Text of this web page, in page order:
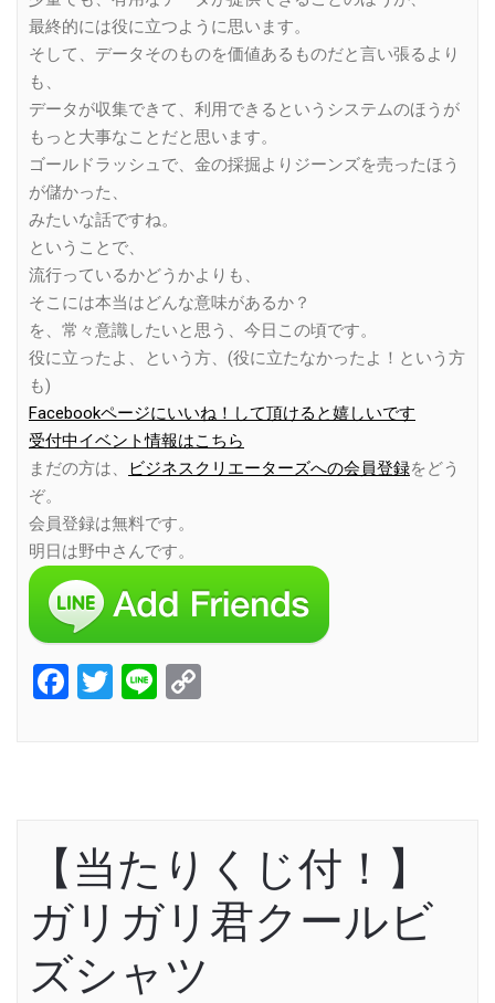
最終的には役に立つように思います。
そして、データそのものを価値あるものだと言い張るより
も、
データが収集できて、利用できるというシステムのほうが
もっと大事なことだと思います。
ゴールドラッシュで、金の採掘よりジーンズを売ったほう
が儲かった、
みたいな話ですね。
ということで、
流行っているかどうかよりも、
そこには本当はどんな意味があるか？
を、常々意識したいと思う、今日この頃です。
役に立ったよ、という方、(役に立たなかったよ！という方
も)
Facebookページにいいね！して頂けると嬉しいです
受付中イベント情報はこちら
まだの方は、
ビジネスクリエーターズへの会員登録をどう
ぞ。
会員登録は無料です。
明日は野中さんです。
Facebook
Twitter
Line
【当たりくじ付！】
ガリガリ君クールビ
ズシャツ